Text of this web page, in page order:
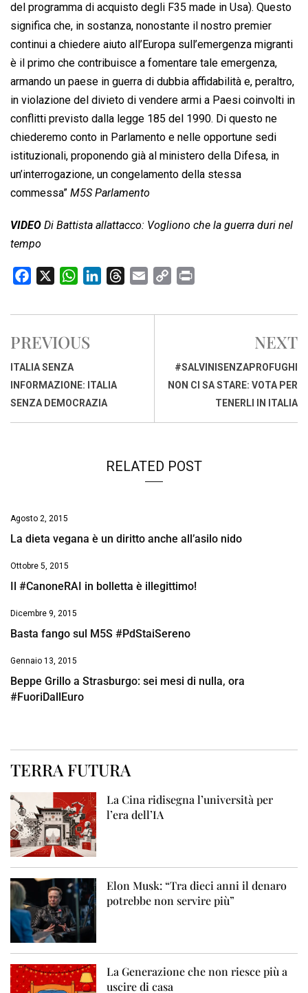
del programma di acquisto degli F35 made in Usa). Questo
significa che, in sostanza, nonostante il nostro premier
continui a chiedere aiuto all’Europa sull’emergenza migranti
è il primo che contribuisce a fomentare tale emergenza,
armando un paese in guerra di dubbia affidabilità e, peraltro,
in violazione del divieto di vendere armi a Paesi coinvolti in
conflitti previsto dalla legge 185 del 1990. Di questo ne
chiederemo conto in Parlamento e nelle opportune sedi
istituzionali, proponendo già al ministero della Difesa, in
un’interrogazione, un congelamento della stessa
commessa” M5S Parlamento
VIDEO Di Battista allattacco: Vogliono che la guerra duri nel
tempo
c
b
o
o
k
W
a
s
p
p
n
I
n
r
a
p
n
i
PREVIOUS
ITALIA SENZA
INFORMAZIONE: ITALIA
SENZA DEMOCRAZIA
NEXT
#SALVINISENZAPROFUGHI
NON CI SA STARE: VOTA PER
TENERLI IN ITALIA
RELATED POST
Agosto 2, 2015
La dieta vegana è un diritto anche all’asilo nido
Ottobre 5, 2015
Il #CanoneRAI in bolletta è illegittimo!
Dicembre 9, 2015
Basta fango sul M5S #PdStaiSereno
Gennaio 13, 2015
Beppe Grillo a Strasburgo: sei mesi di nulla, ora
#FuoriDallEuro
TERRA FUTURA
La Cina ridisegna l’università per
l’era dell’IA
Elon Musk: “Tra dieci anni il denaro
potrebbe non servire più”
La Generazione che non riesce più a
uscire di casa